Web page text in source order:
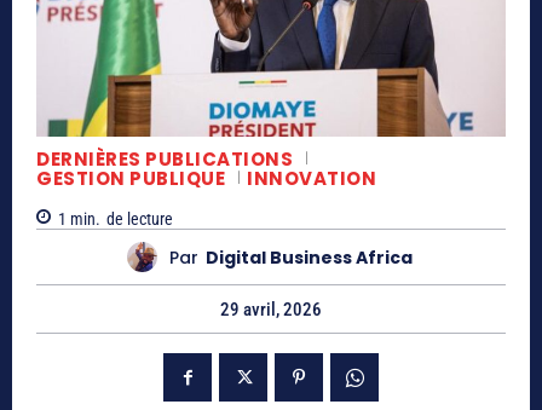
DERNIÈRES PUBLICATIONS
GESTION PUBLIQUE INNOVATION
1 min. de lecture
Par Digital Business Africa
29 avril, 2026